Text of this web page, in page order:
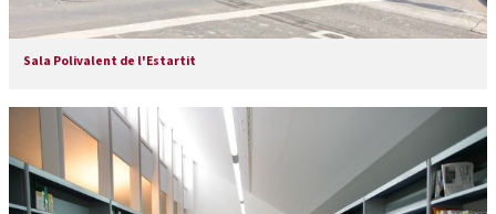
Sala Polivalent de l'Estartit